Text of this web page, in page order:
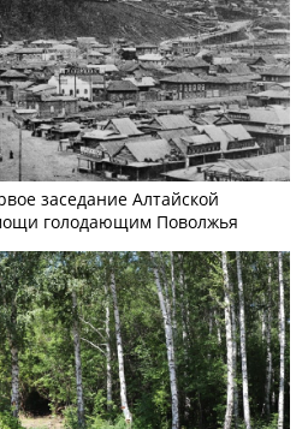
заседание Алтайской
голодающим Поволжья